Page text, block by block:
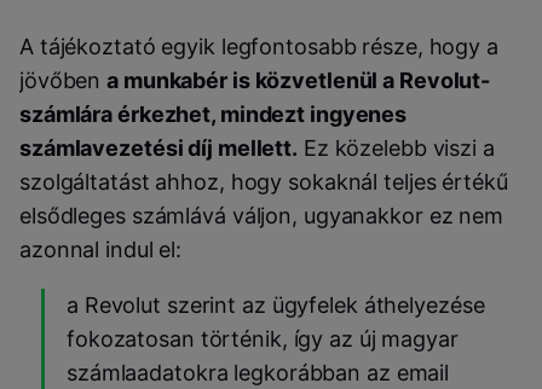
A tájékoztató egyik legfontosabb része, hogy a
jövőbena munkabér is közvetlenül a Revolut-
számlára érkezhet, mindezt ingyenes
számlavezetési díj mellett. Ez közelebb viszi a
szolgáltatást ahhoz, hogy sokaknál teljes értékű
elsődleges számlává váljon, ugyanakkor ez nem
azonnal indul el:
a Revolut szerint az ügyfelek áthelyezése
fokozatosan történik, így az új magyar
számlaadatokra legkorábban az email